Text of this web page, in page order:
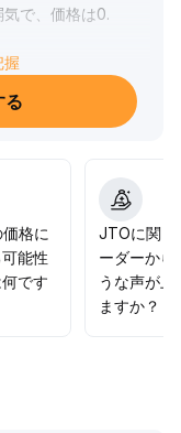
で、価格は0.
割り込むと0
発には0
ことを推奨しま
握
る
格に
能性
です
JTOに関し
ーダーから
うな声が上
ますか？